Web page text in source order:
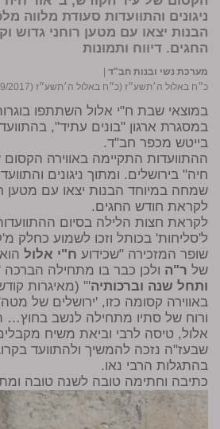
ניגונים והתוועדות סעודת מלווה
הבנות יצאו עם מטען רוחני גדוש
החגים. דיווח ותמונות
מערכת נשי ובנות חב"ד
כ״ח באלול ה׳תשע״ז (כ״ח באלול ה׳תשע״ז (19/09/2017))
במוצאי שבת ח"י אלול השתתפו
במסגרת ארגון "בונים עתיד",
בייטש מכפר חב"ד.
ההתוועדות התקיימה באווירה
חיה" בירושלים. ומתוך ניגונים
שמחה במיוחד הבנות יצאו עם מטען
לקראת חודש החגים.
לקראת חצות הלילה בסיום
ל'סליחות' בכותל וזכו לשמוע כחלק
שופר המזכירה "שכידוע ח"י אלול
של ר"ה ולכן כבר בו מתחילה הברכה '
ותחל שנה וברכותיה'" (מאיגרות
באווירה קסומה כזו, 'ירושלים של
ורוח של סתיו מתחילה לנשב בחוץ…
אלול, טיסה לרבי וביאת משיח
שבעז"ה נזכה להמשיך ולהתוועד
בהתגלות הרבי נאו.
כתיבה וחתימה טובה לשנה טובה